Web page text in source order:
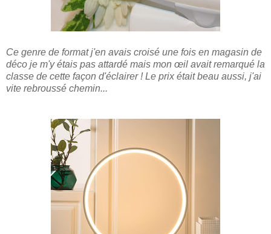
Ce genre de format j'en avais croisé une fois en magasin de
déco je m'y étais pas attardé mais mon œil avait remarqué la
classe de cette façon d'éclairer ! Le prix était beau aussi, j'ai
vite rebroussé chemin...